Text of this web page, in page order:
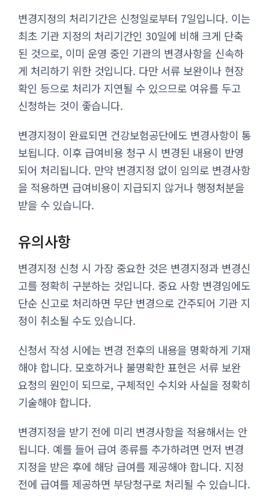
변경지정의 처리기간은 신청일로부터 7일입니다. 이는
최초 기관 지정의 처리기간인 30일에 비해 크게 단축
된 것으로, 이미 운영 중인 기관의 변경사항을 신속하
게 처리하기 위한 것입니다. 다만 서류 보완이나 현장
확인 등으로 처리가 지연될 수 있으므로 여유를 두고
신청하는 것이 좋습니다.
변경지정이 완료되면 건강보험공단에도 변경사항이 통
보됩니다. 이후 급여비용 청구 시 변경된 내용이 반영
되어 처리됩니다. 만약 변경지정 없이 임의로 변경사항
을 적용하면 급여비용이 지급되지 않거나 행정처분을
받을 수 있습니다.
유의사항
변경지정 신청 시 가장 중요한 것은 변경지정과 변경신
고를 정확히 구분하는 것입니다. 중요 사항 변경임에도
단순 신고로 처리하면 무단 변경으로 간주되어 기관 지
정이 취소될 수도 있습니다.
신청서 작성 시에는 변경 전후의 내용을 명확하게 기재
해야 합니다. 모호하거나 불명확한 표현은 서류 보완
요청의 원인이 되므로, 구체적인 수치와 사실을 정확히
기술해야 합니다.
변경지정을 받기 전에 미리 변경사항을 적용해서는 안
됩니다. 예를 들어 급여 종류를 추가하려면 먼저 변경
지정을 받은 후에 해당 급여를 제공해야 합니다. 지정
전에 급여를 제공하면 부당청구로 처리될 수 있습니다.